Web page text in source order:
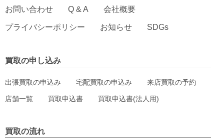
お問い合わせ Q & A 会社概要
プライバシーポリシー お知らせ SDGs
買取の申し込み
出張買取の申込み 宅配買取の申込み 来店買取の予約
店舗一覧 買取申込書 買取申込書(法人用)
買取の流れ